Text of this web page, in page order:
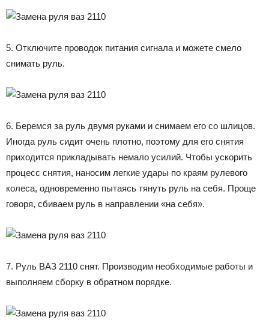
5. Отключите проводок питания сигнала и можете смело
снимать руль.
6. Беремся за руль двумя руками и снимаем его со шлицов.
Иногда руль сидит очень плотно, поэтому для его снятия
приходится прикладывать немало усилий. Чтобы ускорить
процесс снятия, наносим легкие удары по краям рулевого
колеса, одновременно пытаясь тянуть руль на себя. Проще
говоря, сбиваем руль в направлении «на себя».
7. Руль ВАЗ 2110 снят. Производим необходимые работы и
выполняем сборку в обратном порядке.